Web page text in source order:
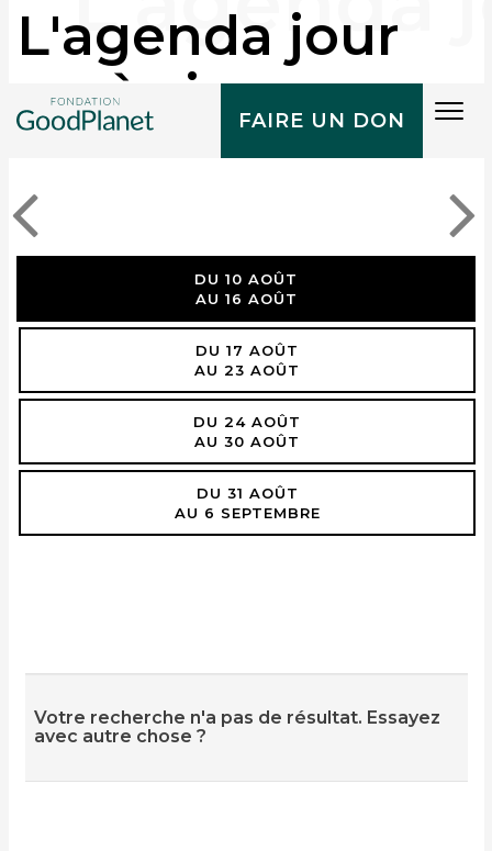
FAIRE UN DON
L'agenda jour
après jour
DU 10 AOÛT
AU 16 AOÛT
DU 17 AOÛT
AU 23 AOÛT
DU 24 AOÛT
AU 30 AOÛT
DU 31 AOÛT
AU 6 SEPTEMBRE
Votre recherche n'a pas de résultat. Essayez
avec autre chose ?